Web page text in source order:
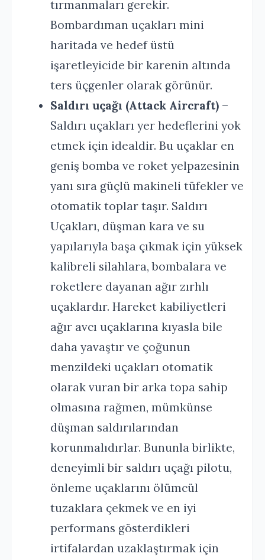
tırmanmaları gerekir.
Bombardıman uçakları mini
haritada ve hedef üstü
işaretleyicide bir karenin altında
ters üçgenler olarak görünür.
Saldırı uçağı (Attack Aircraft) –
Saldırı uçakları yer hedeflerini yok
etmek için idealdir. Bu uçaklar en
geniş bomba ve roket yelpazesinin
yanı sıra güçlü makineli tüfekler ve
otomatik toplar taşır. Saldırı
Uçakları, düşman kara ve su
yapılarıyla başa çıkmak için yüksek
kalibreli silahlara, bombalara ve
roketlere dayanan ağır zırhlı
uçaklardır. Hareket kabiliyetleri
ağır avcı uçaklarına kıyasla bile
daha yavaştır ve çoğunun
menzildeki uçakları otomatik
olarak vuran bir arka topa sahip
olmasına rağmen, mümkünse
düşman saldırılarından
korunmalıdırlar. Bununla birlikte,
deneyimli bir saldırı uçağı pilotu,
önleme uçaklarını ölümcül
tuzaklara çekmek ve en iyi
performans gösterdikleri
irtifalardan uzaklaştırmak için